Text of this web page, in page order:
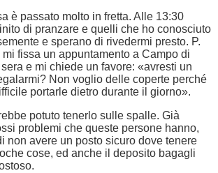
è passato molto in fretta. Alle 13:30
di pranzare e quelli che ho conosciuto
e sperano di rivedermi presto. P.
fissa un appuntamento a Campo di
e mi chiede un favore: «avresti un
Non voglio delle coperte perché
portarle dietro durante il giorno».
potuto tenerlo sulle spalle. Già
problemi che queste persone hanno,
non avere un posto sicuro dove tenere
cose, ed anche il deposito bagagli